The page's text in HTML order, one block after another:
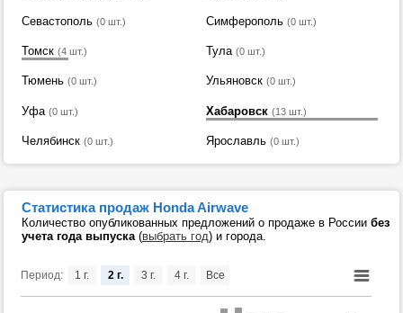
Севастополь (0 шт.) Симферополь (0 шт.)
Томск (4 шт.) Тула (0 шт.)
Тюмень (0 шт.) Ульяновск (0 шт.)
Уфа (0 шт.) Хабаровск (13 шт.)
Челябинск (0 шт.) Ярославль (0 шт.)
Статистика продаж Honda Airwave
Количество опубликованных предложений о продаже в России без
учета года выпуска(выбрать год) и города.
Период: 1 г. 2 г. 3 г. 4 г. Все